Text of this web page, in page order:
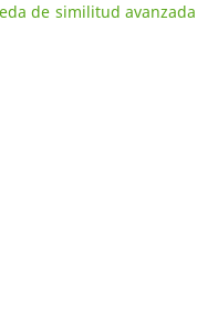
de similitud avanzada